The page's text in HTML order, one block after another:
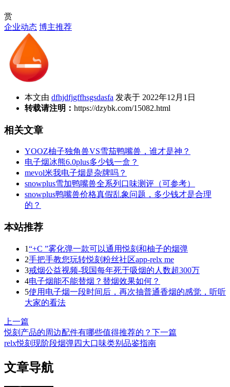
赏
企业动态 博主推荐
本文由 dfhjdfjgffhsgsdasfa 发表于 2022年12月1日
转载请注明： https://dzybk.com/15082.html
相关文章
YOOZ柚子独角兽VS雪茄鸭嘴兽，谁才是神？
电子烟冰熊6.0plus多少钱一盒？
mevol米我电子烟是杂牌吗？
snowplus雪加鸭嘴兽全系列口味测评（可参考）
snowplus鸭嘴兽价格真假乱象问题，多少钱才是合理
的？
本站推荐
1“+C ”雾化弹一款可以通用悦刻和柚子的烟弹
2手把手教您玩转悦刻粉丝社区app-relx me
3戒烟公益视频-我国每年死于吸烟的人数超300万
4电子烟能不能替烟？替烟效果如何？
5使用电子烟一段时间后，再次抽普通香烟的感觉，听听
大家的看法
上一篇
悦刻产品的周边配件有哪些值得推荐的？ 下一篇
relx悦刻现阶段烟弹四大口味类别品鉴指南
文章导航